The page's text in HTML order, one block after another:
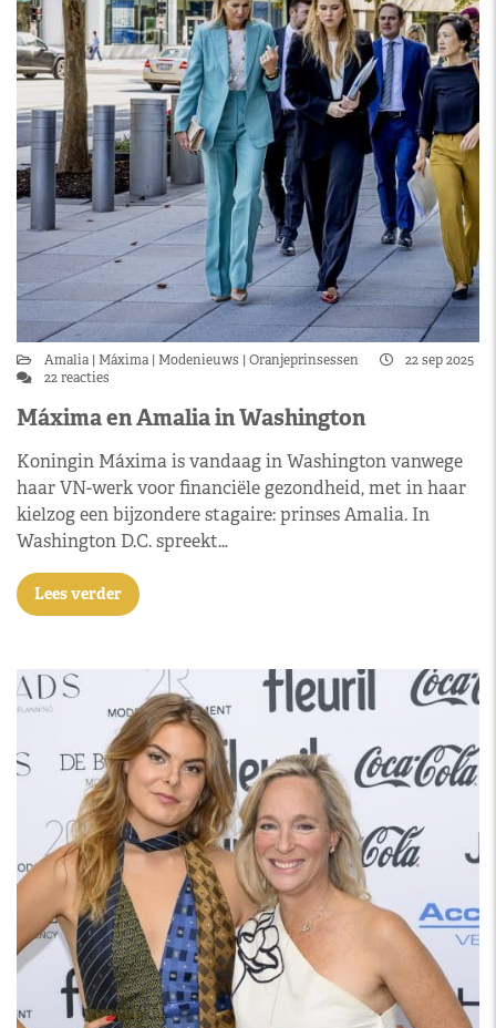
Amalia Máxima Modenieuws Oranjeprinsessen
22 sep 2025
22 reacties
Máxima en Amalia in Washington
Koningin Máxima is vandaag in Washington vanwege
haar VN-werk voor financiële gezondheid, met in haar
kielzog een bijzondere stagaire: prinses Amalia. In
Washington D.C. spreekt…
Lees verder